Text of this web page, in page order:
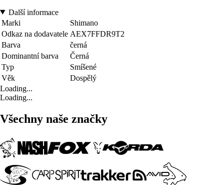
Další informace
Marki
Shimano
Odkaz na dodavatele AEX7FFDR9T2
Barva
černá
Dominantní barva
Černá
Typ
Smíšené
Věk
Dospělý
Loading...
Loading...
Všechny naše značky